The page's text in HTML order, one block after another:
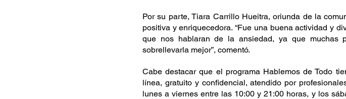
Por su parte, Tiara Carrillo Hueitra, oriunda de la
positiva y enriquecedora. “Fue una buena actividad y
que nos hablaran de la ansiedad, ya que muchas
sobrellevarla mejor”, comentó.
Cabe destacar que el programa Hablemos de Todo
línea, gratuito y confidencial, atendido por
lunes a viernes entre las 10:00 y 21:00 horas, y los